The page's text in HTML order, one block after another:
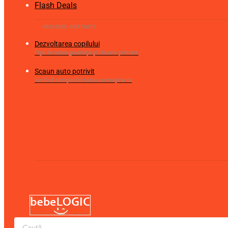
Flash Deals
Dezvoltarea copilului
Fișe de lucru gradiniță și clasele primare
Scaun auto potrivit
Verifică compatibilitatea cu mașina ta
Products